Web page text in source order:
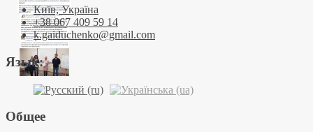
Київ, Україна
+38 067 409 59 14
k.gaiduchenko@gmail.com
Язык:
Общее